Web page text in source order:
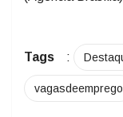
Tags :
vagasdeemprego